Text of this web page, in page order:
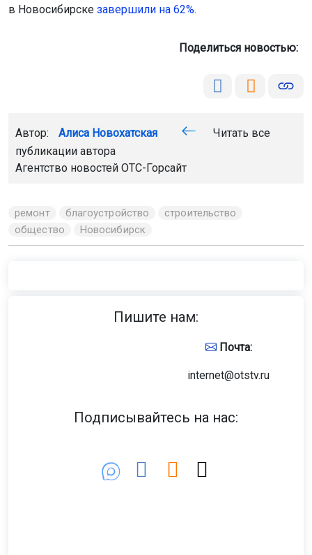
в Новосибирске завершили на 62%.
Поделиться новостью:
Автор: Алиса Новохатская
Читать все
публикации автора
Агентство новостей ОТС-Горсайт
ремонт благоустройство
строительство
общество
Новосибирск
Пишите нам:
Почта:
internet@otstv.ru
Подписывайтесь на нас: